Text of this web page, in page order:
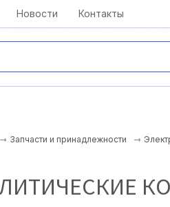
c 08:00 до 20:00
Новости Контакты
Запчасти и принадлежности